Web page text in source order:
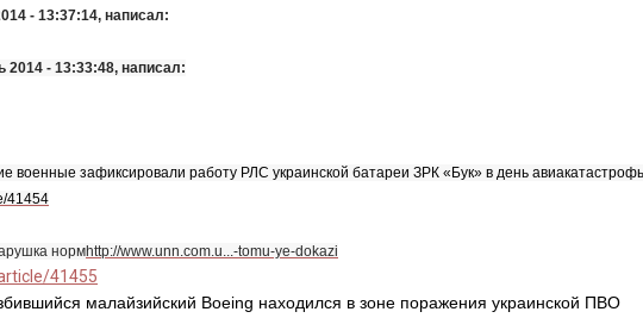
- 13:37:14, написал:
- 13:33:48, написал:
военные зафиксировали работу РЛС украинской батареи ЗРК «Бук» в день
41454
нормhttp://www.unn.com.u...-tomu-ye-dokazi
41455
малайзийский Boeing находился в зоне поражения украинской ПВО